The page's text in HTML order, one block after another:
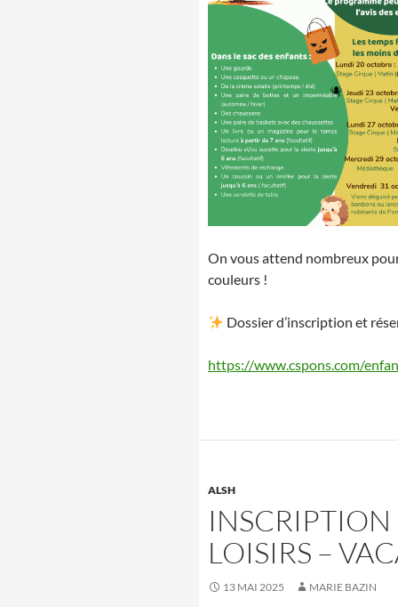
On vous attend nombreux
couleurs !
Dossier d’inscription et
https://www.cspons.com/
ALSH
LOISIRS –
13 MAI 2025 MARIE BAZIN